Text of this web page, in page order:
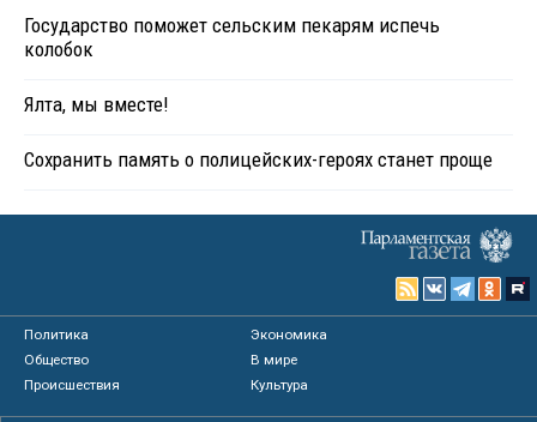
Государство поможет сельским пекарям испечь
колобок
Ялта, мы вместе!
Сохранить память о полицейских-героях станет проще
Политика
Экономика
Общество
В мире
Происшествия
Культура